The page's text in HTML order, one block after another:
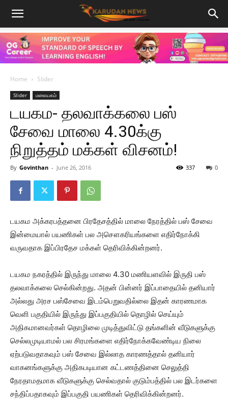
Home Slider
Slider மலையகம்
டயகம- தலவாக்கலை பஸ்
சேவை மாலை 4.30க்கு
நிறுத்தம் மக்கள் விசனம்!
By Govinthan - June 26, 2016 0
337
டயகம அக்கரபத்தனை பிரதேசத்தில் மாலை நேரத்தில் பஸ் சேவை
இன்மையால் பயணிகள் பல அசௌகரியங்களை எதிர்நோக்கி
வருவதாக இப்பிரதேச மக்கள் தெரிவிக்கின்றனர்.
டயகம நகரத்தில் இருந்து மாலை 4.30 மணியளவில் இருதி பஸ்
தலவாக்கலை செல்கின்றது. அதன் பின்னர் இப்பாதையில் தனியார்
அல்லது அரச பஸ்சேவை இடம்பெறுவதில்லை இதன் காரணமாக
வெளி பகுதியில் இருந்து இப்பகுதியில் தொழில் செய்யும்
அதிகமானவர்கள் தொழிலை முடித்துவிட்டு தங்களின் வீடுகளுக்கு
செல்லமுடியாமல் பல சிரமங்களை எதிர்நோக்கவேண்டிய நிலை
ஏற்படுவதாகவும் பஸ் சேவை இல்லாத காரணத்தால் தனியார்
வாகனங்களுக்கு அதிகபடியான கட்டணத்தினை செலுத்தி
நேரதாமதமாக வீடுகளுக்கு செல்வதால் குடும்பத்தில் பல இடர்களை
சந்திப்பதாகவும் இப்பகுதி பயணிகள் தெரிவிக்கின்றனர்.